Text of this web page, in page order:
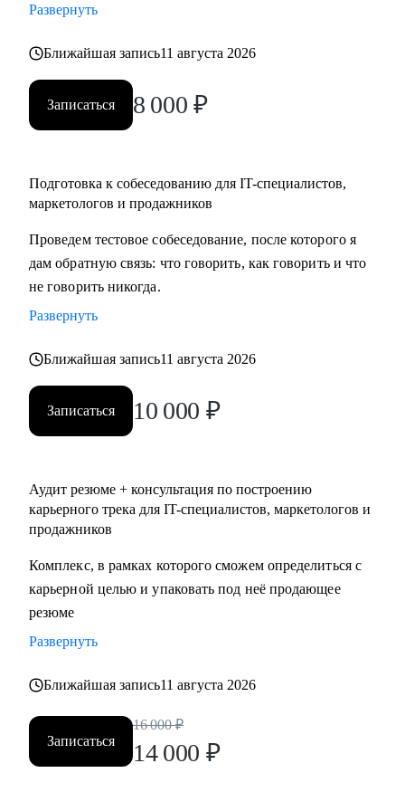
карьеры, если текущая уже не драйвит
• Как перейти в направление project менеджмента, строить
Кому могу помочь:
Развернуть
Ближайшая запись11 августа 2026
Записаться 8 000 ₽
Подготовка к собеседованию для IT-специалистов,
маркетологов и продажников
Проведем тестовое собеседование, после которого я
дам обратную связь: что говорить, как говорить и что
не говорить никогда.
Развернуть
Ближайшая запись11 августа 2026
Записаться 10 000 ₽
Аудит резюме + консультация по построению
карьерного трека для IT-специалистов, маркетологов и
продажников
Комплекс, в рамках которого сможем определиться с
карьерной целью и упаковать под неё продающее
резюме
Развернуть
Ближайшая запись11 августа 2026
Записаться
16 000 ₽
14 000 ₽